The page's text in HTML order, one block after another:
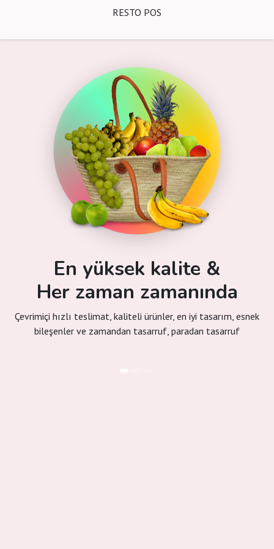
RESTO POS
En yüksek kalite &
Her zaman zamanında
Çevrimiçi hızlı teslimat, kaliteli ürünler, en iyi tasarım, esnek
bileşenler ve zamandan tasarruf, paradan tasarruf